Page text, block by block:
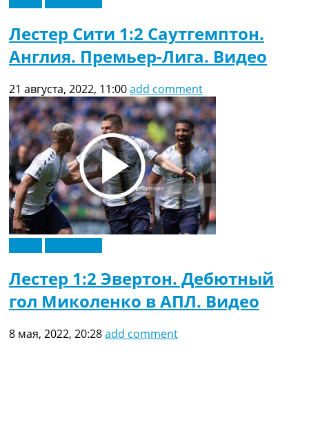
Лестер Сити 1:2 Саутгемптон.
Англия. Премьер-Лига. Видео
21 августа, 2022, 11:00add comment
Лестер 1:2 Эвертон. Дебютный
гол Миколенко в АПЛ. Видео
8 мая, 2022, 20:28add comment